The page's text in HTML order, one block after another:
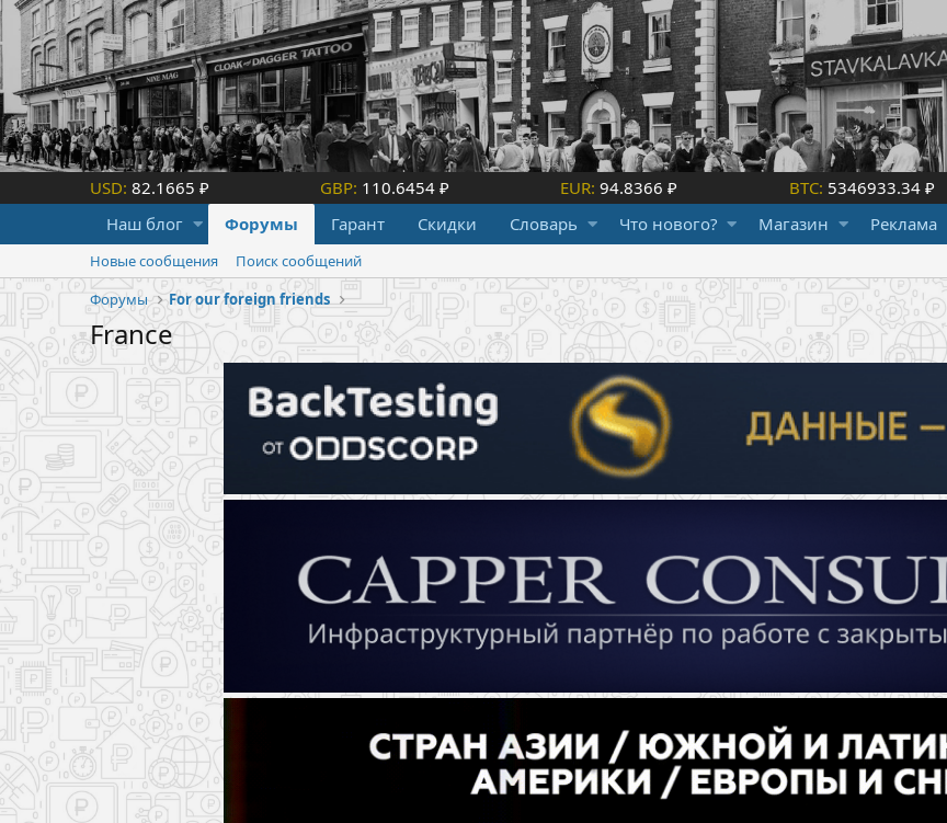
USD: 82.1665 ₽ GBP: 110.6454 ₽ EUR: 94.8366 ₽ BTC: 5346933.34 ₽
Наш блог
Форумы Гарант Скидки Словарь Что нового? Магазин Реклама
Новые сообщения
Поиск сообщений
Форумы
For our foreign friends
France